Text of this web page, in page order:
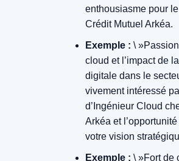
enthousiasme pour
Crédit Mutuel Arkéa.
Exemple : \
cloud et l’impact de
digitale dans le
vivement intéressé
d’Ingénieur Cloud
Arkéa et
votre vision
Exemple : \ »Fort de